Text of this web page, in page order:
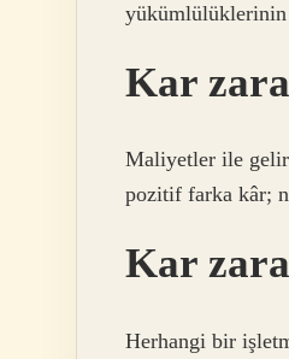
Kar
Maliyetler ile gelir
pozitif farka kâr;
Kar
Herhangi bir